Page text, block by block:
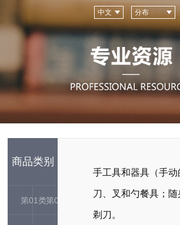
中文 分布
商品类别
第01类第02类
手工具和器具（手动
刀、叉和勺餐具；随
剃刀。